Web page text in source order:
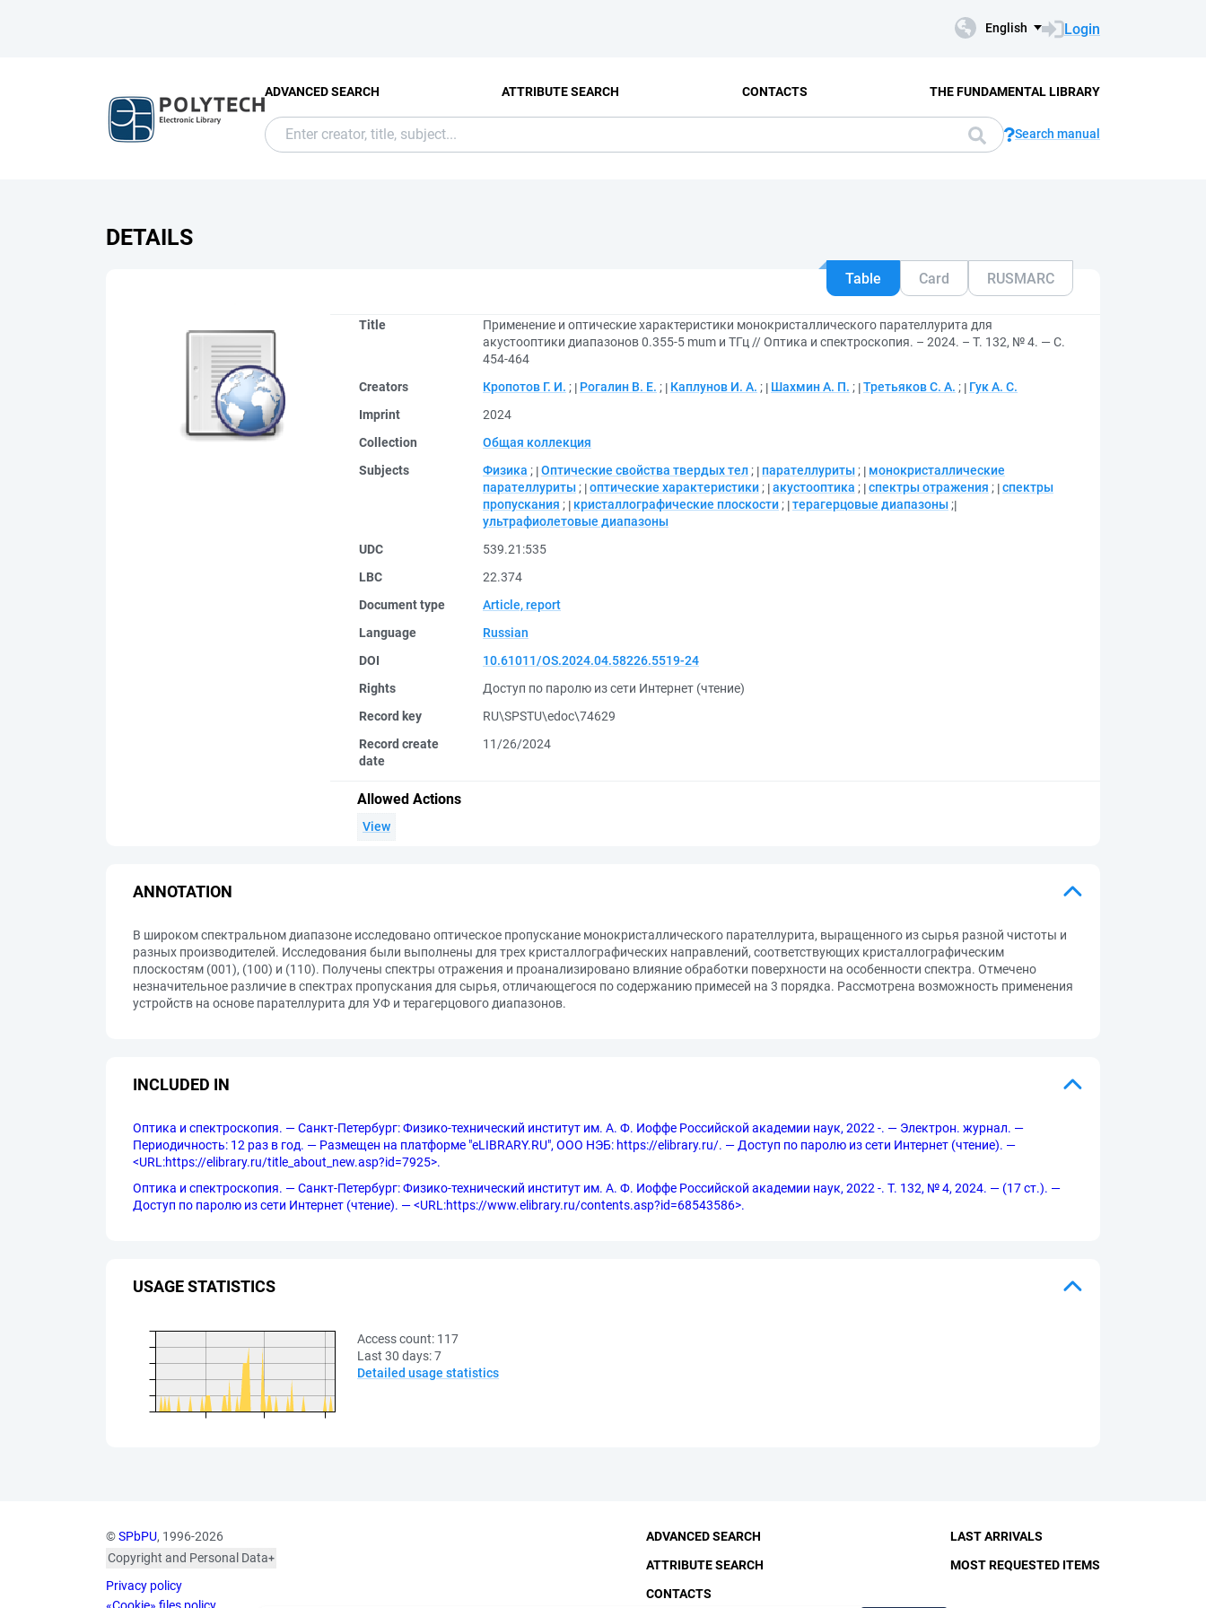
English Login
ADVANCED SEARCH ATTRIBUTE SEARCH CONTACTS THE FUNDAMENTAL LIBRARY
Search manual
DETAILS
Table Card RUSMARC
Title
Применение и оптические характеристики монокристаллического парателлурита для
акустооптики диапазонов 0.355-5 mum и ТГц // Оптика и спектроскопия. – 2024. – Т. 132, № 4. — С.
454-464
Creators
Кропотов Г. И. ; Рогалин В. Е. ; Каплунов И. А. ; Шахмин А. П. ; Третьяков С. А. ;
Гук А. С.
Imprint
2024
Collection
Общая коллекция
Subjects
Физика ; Оптические свойства твердых тел ; парателлуриты ;
монокристаллические
парателлуриты ; оптические характеристики ; акустооптика ; спектры отражения ; спектры
пропускания ; кристаллографические плоскости ; терагерцовые диапазоны ;
ультрафиолетовые диапазоны
UDC
539.21:535
LBC
22.374
Document type
Article, report
Language
Russian
DOI
10.61011/OS.2024.04.58226.5519-24
Rights
Доступ по паролю из сети Интернет (чтение)
Record key
RU\SPSTU\edoc\74629
Record create
date
11/26/2024
Allowed Actions
View
ANNOTATION
В широком спектральном диапазоне исследовано оптическое пропускание монокристаллического парателлурита, выращенного из сырья разной чистоты и
разных производителей. Исследования были выполнены для трех кристаллографических направлений, соответствующих кристаллографическим
плоскостям (001), (100) и (110). Получены спектры отражения и проанализировано влияние обработки поверхности на особенности спектра. Отмечено
незначительное различие в спектрах пропускания для сырья, отличающегося по содержанию примесей на 3 порядка. Рассмотрена возможность применения
устройств на основе парателлурита для УФ и терагерцового диапазонов.
INCLUDED IN
Оптика и спектроскопия. — Санкт-Петербург: Физико-технический институт им. А. Ф. Иоффе Российской академии наук, 2022 -. — Электрон. журнал. —
Периодичность: 12 раз в год. — Размещен на платформе "eLIBRARY.RU", ООО НЭБ: https://elibrary.ru/. — Доступ по паролю из сети Интернет (чтение). —
<URL:https://elibrary.ru/title_about_new.asp?id=7925>.
Оптика и спектроскопия. — Санкт-Петербург: Физико-технический институт им. А. Ф. Иоффе Российской академии наук, 2022 -. Т. 132, № 4, 2024. — (17 ст.). —
Доступ по паролю из сети Интернет (чтение). — <URL:https://www.elibrary.ru/contents.asp?id=68543586>.
USAGE STATISTICS
Access count: 117
Last 30 days:7
Detailed usage statistics
©SPbPU, 1996-2026
Copyright and Personal Data
published with the
consent of the individuals
Privacy policy
ADVANCED SEARCH
ATTRIBUTE SEARCH
CONTACTS
LAST ARRIVALS
MOST REQUESTED ITEMS